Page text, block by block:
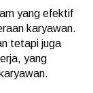
yang efektif
karyawan.
tetapi juga
yang